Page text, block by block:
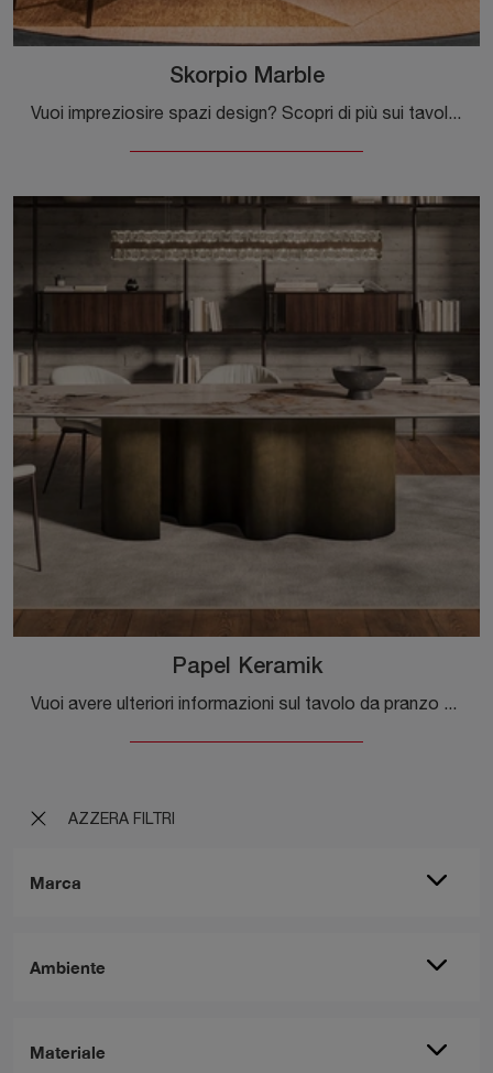
AZZERA FILTRI
Marca
Ambiente
Materiale
Skorpio Marble
Vuoi impreziosire spazi design? Scopri di più sui tavoli design fissi: il modello da pranzo Skorpio Marble ti aspetta.
Papel Keramik
Vuoi avere ulteriori informazioni sul tavolo da pranzo Papel Keramik di Cattelan Italia? Clicca e ottieni informazioni sui modelli fissi della marca.